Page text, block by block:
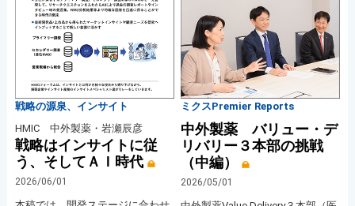
戦略の源泉、インサイト
HMIC 中外製薬・岩瀬辰彦
戦略はインサイトに従
う、そしてＡＩ時代
2026/06/01
ミクスPremier Reports
中外製薬 バリュー・デ
リバリー３本部の挑戦
（中編）
2026/05/01